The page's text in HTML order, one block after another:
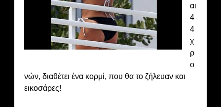
αι
4
4
χ
ρ
ο
νών, διαθέτει ένα κορμί, που θα το ζήλευαν και
εικοσάρες!